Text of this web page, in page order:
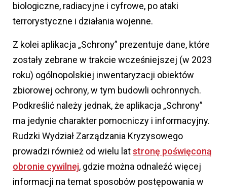
biologiczne, radiacyjne i cyfrowe, po ataki
terrorystyczne i działania wojenne.
Z kolei aplikacja „Schrony” prezentuje dane, które
zostały zebrane w trakcie wcześniejszej (w 2023
roku) ogólnopolskiej inwentaryzacji obiektów
zbiorowej ochrony, w tym budowli ochronnych.
Podkreślić należy jednak, że aplikacja „Schrony”
ma jedynie charakter pomocniczy i informacyjny.
Rudzki Wydział Zarządzania Kryzysowego
prowadzi również od wielu latstronę poświęconą
obronie cywilnej, gdzie można odnaleźć więcej
informacji na temat sposobów postępowania w